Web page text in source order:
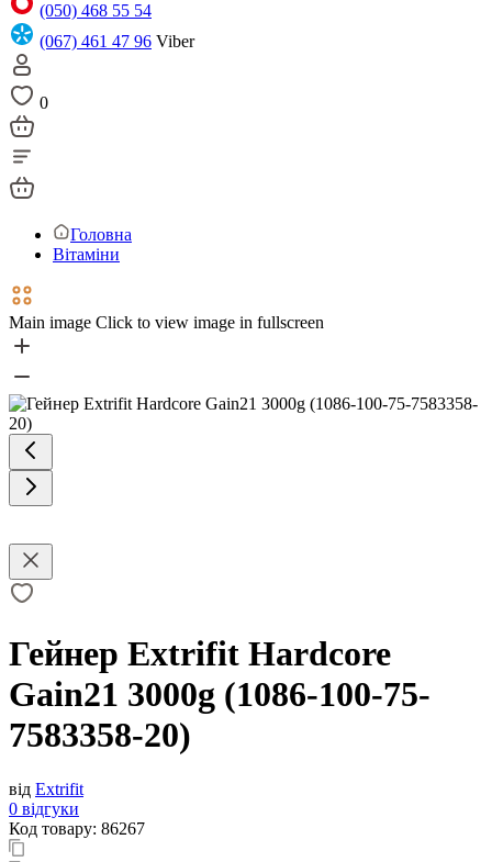
(050) 468 55 54
(067) 461 47 96 Viber
0
Головна
Вітаміни
Main image Click to view image in fullscreen
Гейнер Extrifit Hardcore
Gain21 3000g (1086-100-75-
7583358-20)
від Extrifit
0 відгуки
Код товару: 86267